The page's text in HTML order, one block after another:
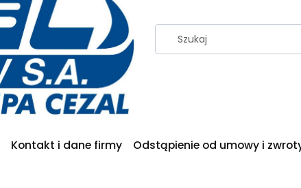
Kontakt i dane firmy Odstąpienie od umowy i